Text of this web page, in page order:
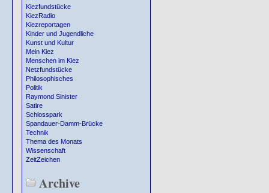
Kiezfundstücke
KiezRadio
Kiezreportagen
Kinder und Jugendliche
Kunst und Kultur
Mein Kiez
Menschen im Kiez
Netzfundstücke
Philosophisches
Politik
Raymond Sinister
Satire
Schlosspark
Spandauer-Damm-Brücke
Technik
Thema des Monats
Wissenschaft
ZeitZeichen
Archive